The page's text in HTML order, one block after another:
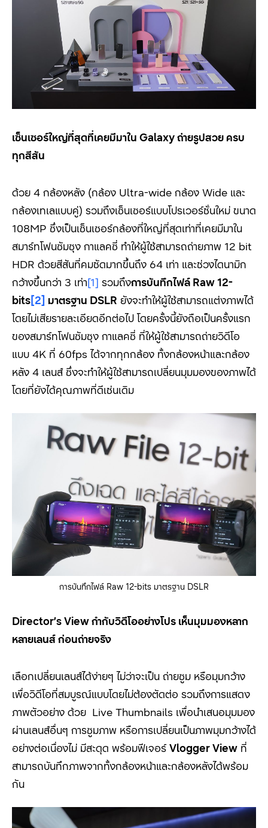
เซ็นเซอร์ใหญ่ที่สุดที่เคยมีมาใน Galaxyถ่ายรูปสวย ครบ
ทุกสีสัน
ด้วย 4 กล้องหลัง (กล้อง Ultra-wide กล้อง Wide และ
กล้องเทเลแบบคู่) รวมถึงเซ็นเซอร์แบบโปรเวอร์ชั่นใหม่ ขนาด
108MP ซึ่งเป็นเซ็นเซอร์กล้องที่ใหญ่ที่สุดเท่าที่เคยมีมาใน
สมาร์ทโฟนซัมซุง กาแลคซี่ ทำให้ผู้ใช้สามารถถ่ายภาพ 12 bit
HDR ด้วยสีสันที่คมชัดมากขึ้นถึง 64 เท่า และช่วงไดนามิก
กว้างขึ้นกว่า 3 เท่า[1] รวมถึงการบันทึกไฟล์ Raw 12-
bits[2] มาตรฐาน DSLR ยังจะทำให้ผู้ใช้สามารถแต่งภาพได้
โดยไม่เสียรายละเอียดอีกต่อไป โดยครั้งนี้ยังถือเป็นครั้งแรก
ของสมาร์ทโฟนซัมซุง กาแลคซี่ ที่ให้ผู้ใช้สามารถถ่ายวิดีโอ
แบบ 4K ที่ 60fpsได้จากทุกกล้อง ทั้งกล้องหน้าและกล้อง
หลัง 4 เลนส์ ซึ่งจะทำให้ผู้ใช้สามารถเปลี่ยนมุมมองของภาพได้
โดยที่ยังได้คุณภาพที่ดีเช่นเดิม
การบันทึกไฟล์ Raw 12-bits มาตรฐาน DSLR
Director’s Viewกำกับวิดีโออย่างโปร เห็นมุมมองหลาก
หลายเลนส์ ก่อนถ่ายจริง
เลือกเปลี่ยนเลนส์ได้ง่ายๆ ไม่ว่าจะเป็น ถ่ายซูม หรือมุมกว้าง
เพื่อวิดีโอที่สมบูรณ์แบบโดยไม่ต้องตัดต่อ รวมถึงการแสดง
ภาพตัวอย่าง ด้วย Live Thumbnails เพื่อนำเสนอมุมมอง
ผ่านเลนส์อื่นๆ การซูมภาพ หรือการเปลี่ยนเป็นภาพมุมกว้างได้
อย่างต่อเนื่องไม่ มีสะดุด พร้อมฟีเจอร์Vlogger View ที่
สามารถบันทึกภาพจากทั้งกล้องหน้าและกล้องหลังได้พร้อม
กัน